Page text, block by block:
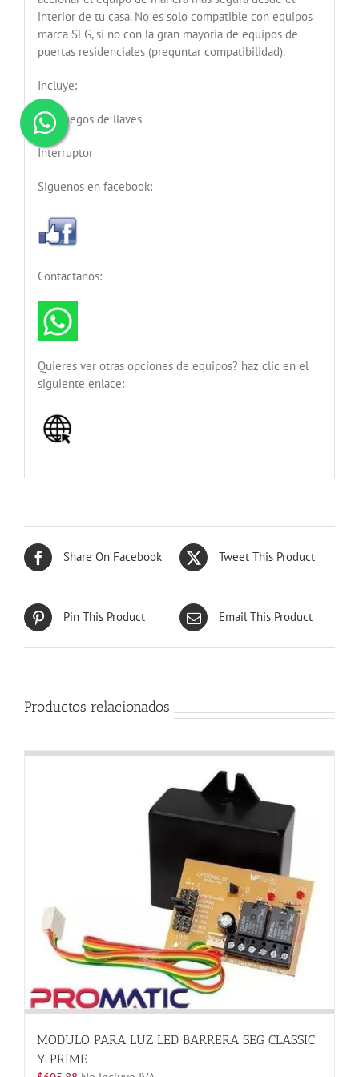
interior de tu casa. No es solo compatible con equipos
marca SEG, si no con la gran mayoria de equipos de
puertas residenciales (preguntar compatibilidad).
Incluye:
Dos juegos de llaves
Interruptor
Siguenos en facebook:
Contactanos:
Quieres ver otras opciones de equipos? haz clic en el
siguiente enlace:
Share On Facebook Tweet This Product
Pin This Product Email This Product
Productos relacionados
MODULO PARA LUZ LED BARRERA SEG CLASSIC
Y PRIME